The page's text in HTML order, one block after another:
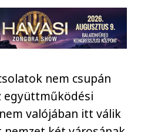
nem csupán
együttműködési
valójában itt válik